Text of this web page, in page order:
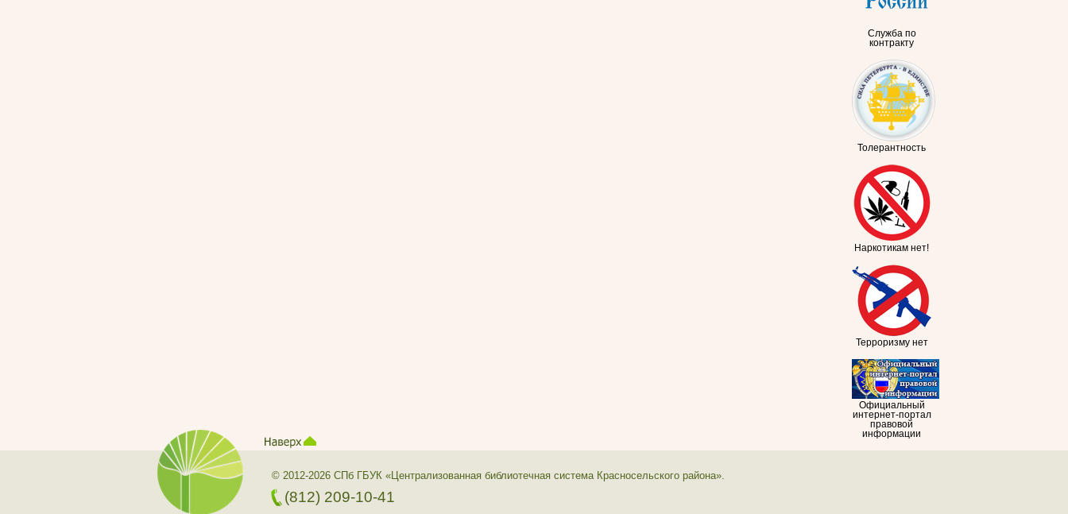
Служба по
контракту
Толерантность
Наркотикам нет!
Терроризму нет
Официальный
интернет-портал
правовой
информации
© 2012-2026 СПб ГБУК «Централизованная библиотечная система Красносельского района».
(812) 209-10-41